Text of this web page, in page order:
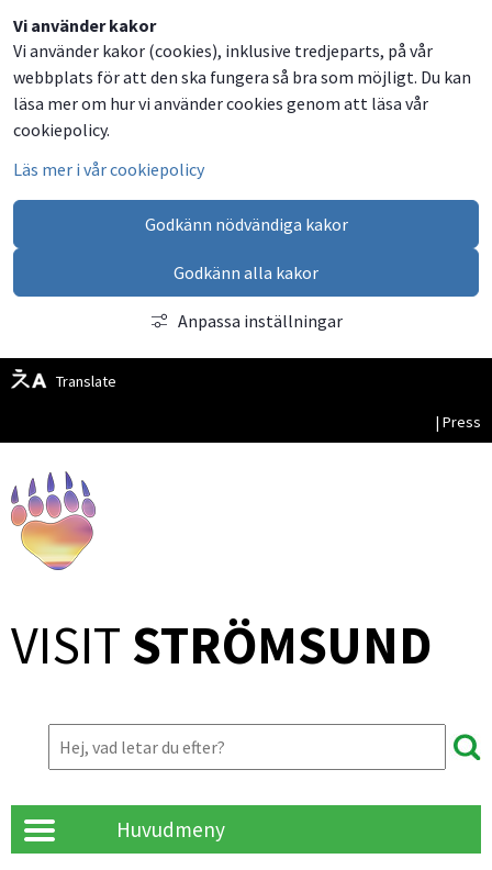
Vi använder kakor
Vi använder kakor (cookies), inklusive tredjeparts, på vår
webbplats för att den ska fungera så bra som möjligt. Du kan
läsa mer om hur vi använder cookies genom att läsa vår
cookiepolicy.
Läs mer i vår cookiepolicy
Godkänn nödvändiga kakor
Godkänn alla kakor
Anpassa inställningar
Translate
| Press
VISIT STRÖMSUND
Huvudmeny
Dela
på
Facebook
Dela
på
Twitter
Dela
på
LinkedIn
Dela
via
email
Besök
oss
på
Facebook